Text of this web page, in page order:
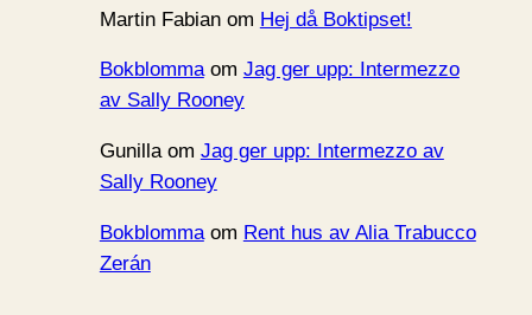
Martin Fabianom Hej då Boktipset!
Bokblommaom Jag ger upp: Intermezzo
av Sally Rooney
Gunillaom Jag ger upp: Intermezzo av
Sally Rooney
Bokblommaom Rent hus av Alia Trabucco
Zerán